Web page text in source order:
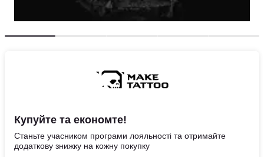
Купуйте та економте!
Станьте учасником програми лояльності та отримайте
додаткову знижку на кожну покупку